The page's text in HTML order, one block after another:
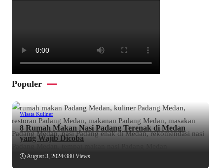
Populer
Wisata Kuliner
8 Rumah Makan Nasi Padang Terenak di Medan
yang Wajib Dicoba
August 3, 2024•380 Views